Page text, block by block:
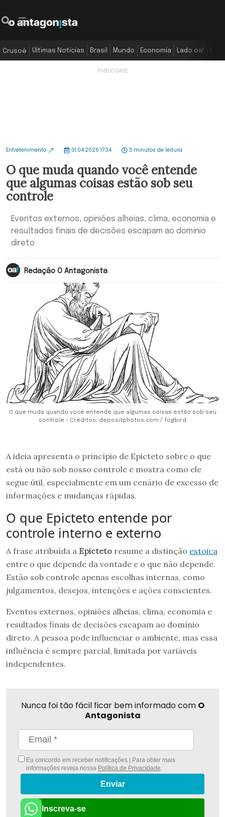
Crusoé Últimas Notícias Brasil Mundo Economia Lado oa!
Entretenimento 01.04.2026 17:34 3 minutos de leitura
O que muda quando você entende
que algumas coisas estão sob seu
controle
Eventos externos, opiniões alheias, clima, economia e
resultados finais de decisões escapam ao domínio
direto
Redação O Antagonista
O que muda quando você entende que algumas coisas estão sob seu
controle - Créditos: depositphotos.com / fogbird
A ideia apresenta o princípio de Epicteto sobre o que
está ou não sob nosso controle e mostra como ele
segue útil, especialmente em um cenário de excesso de
informações e mudanças rápidas.
O que Epicteto entende por
controle interno e externo
A frase atribuída a Epicteto resume a distinção estoica
entre o que depende da vontade e o que não depende.
Estão sob controle apenas escolhas internas, como
julgamentos, desejos, intenções e ações conscientes.
Eventos externos, opiniões alheias, clima, economia e
resultados finais de decisões escapam ao domínio
direto. A pessoa pode influenciar o ambiente, mas essa
influência é sempre parcial, limitada por variáveis
independentes.
Nunca foi tão fácil ficar bem informado com O
Antagonista
Eu concordo em receber notificações | Para obter mais
informações reveja nossa Política de Privacidade
Enviar
Inscreva-se